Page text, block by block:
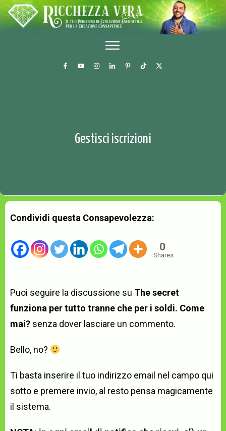
Gestisci iscrizioni
Condividi questa Consapevolezza:
0
Shares
Puoi seguire la discussione su The secret
funziona per tutto tranne che per i soldi. Come
mai? senza dover lasciare un commento.
Bello, no?
Ti basta inserire il tuo indirizzo email nel campo qui
sotto e premere invio, al resto pensa magicamente
il sistema.